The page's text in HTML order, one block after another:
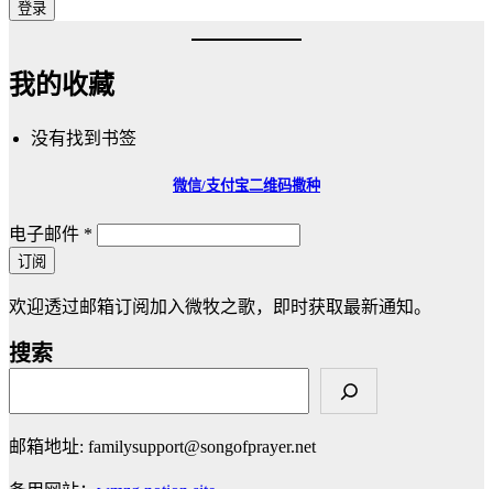
我的收藏
没有找到书签
微信/支付宝二维码撒种
电子邮件 *
订阅
欢迎透过邮箱订阅加入微牧之歌，即时获取最新通知。
搜索
邮箱地址: familysupport@songofprayer.net